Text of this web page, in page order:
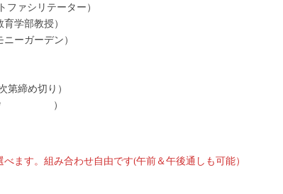
ファシリテーター）
学部教授）
ーガーデン）
締め切り）
〃 ）
ます。組み合わせ自由です(午前＆午後通しも可能）